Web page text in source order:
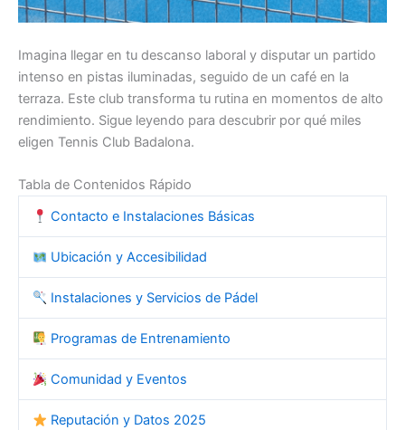
Imagina llegar en tu descanso laboral y disputar un partido
intenso en pistas iluminadas, seguido de un café en la
terraza. Este club transforma tu rutina en momentos de alto
rendimiento. Sigue leyendo para descubrir por qué miles
eligen Tennis Club Badalona.
Tabla de Contenidos Rápido
Contacto e Instalaciones Básicas
Ubicación y Accesibilidad
Instalaciones y Servicios de Pádel
Programas de Entrenamiento
Comunidad y Eventos
Reputación y Datos 2025